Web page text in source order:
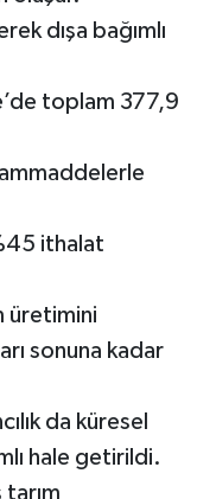
dışa bağımlı
toplam 377,9
ithalat
üretimini
sonuna kadar
da küresel
hale getirildi.